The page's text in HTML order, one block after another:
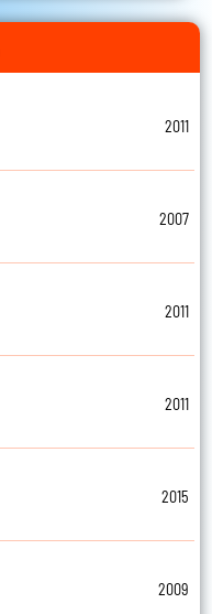
2011
2007
2011
2011
2015
2009